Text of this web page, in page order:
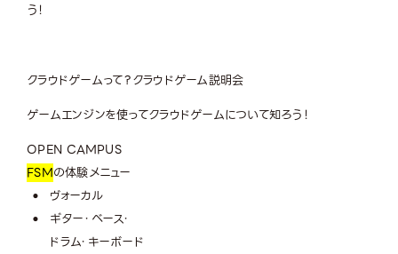
う！
クラウドゲームって？クラウドゲーム説明会
ゲームエンジンを使ってクラウドゲームについて知ろう！
OPEN CAMPUS
FSMの体験メニュー
ヴォーカル
ギター・ベース・
ドラム・キーボード